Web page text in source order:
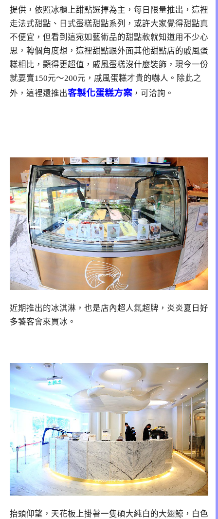
提供，依照冰櫃上甜點選擇為主，每日限量推出，這裡
走法式甜點、日式蛋糕甜點系列，或許大家覺得甜點真
不便宜，但看到這宛如藝術品的甜點款就知道用不少心
思，轉個角度想，這裡甜點跟外面其他甜點店的戚風蛋
糕相比，顯得更超值，戚風蛋糕沒什麼裝飾，現今一份
就要賣150元～200元，戚風蛋糕才貴的嚇人。除此之
外，這裡還推出客製化蛋糕方案 ，可洽詢。
近期推出的冰淇淋，也是店內超人氣超牌，炎炎夏日好
多饕客會來買冰。
抬頭仰望，天花板上掛著一隻碩大純白的大翅鯨，白色